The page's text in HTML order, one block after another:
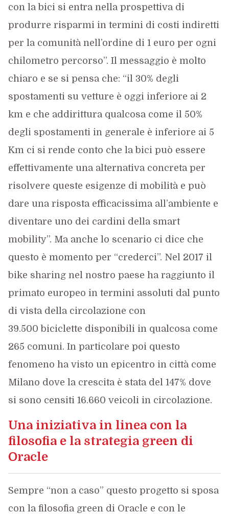
con la bici si entra nella prospettiva di
produrre risparmi in termini di costi indiretti
per la comunità nell’ordine di 1 euro per ogni
chilometro percorso”. Il messaggio è molto
chiaro e se si pensa che: “il 30% degli
spostamenti su vetture è oggi inferiore ai 2
km e che addirittura qualcosa come il 50%
degli spostamenti in generale è inferiore ai 5
Km ci si rende conto che la bici può essere
effettivamente una alternativa concreta per
risolvere queste esigenze di mobilità e può
dare una risposta efficacissima all’ambiente e
diventare uno dei cardini della smart
mobility”. Ma anche lo scenario ci dice che
questo è momento per “crederci”. Nel 2017 il
bike sharing nel nostro paese ha raggiunto il
primato europeo in termini assoluti dal punto
di vista della circolazione con
39.500 biciclette disponibili in qualcosa come
265 comuni. In particolare poi questo
fenomeno ha visto un epicentro in città come
Milano dove la crescita è stata del 147% dove
si sono censiti 16.660 veicoli in circolazione.
Una iniziativa in linea con la
filosofia e la strategia green di
Oracle
Sempre “non a caso” questo progetto si sposa
con la filosofia green di Oracle e con le